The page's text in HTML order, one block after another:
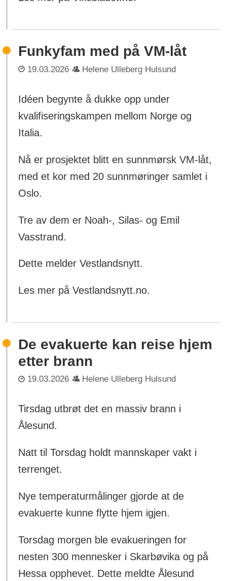
Funkyfam med på VM-låt
19.03.2026 Helene Ulleberg Hulsund
Idéen begynte å dukke opp under
kvalifiseringskampen mellom Norge og
Italia.
Nå er prosjektet blitt en sunnmørsk VM-låt,
med et kor med 20 sunnmøringer samlet i
Oslo.
Tre av dem er Noah-, Silas- og Emil
Vasstrand.
Dette melder Vestlandsnytt.
Les mer på Vestlandsnytt.no.
De evakuerte kan reise hjem
etter brann
19.03.2026 Helene Ulleberg Hulsund
Tirsdag utbrøt det en massiv brann i
Ålesund.
Natt til Torsdag holdt mannskaper vakt i
terrenget.
Nye temperaturmålinger gjorde at de
evakuerte kunne flytte hjem igjen.
Torsdag morgen ble evakueringen for
nesten 300 mennesker i Skarbøvika og på
Hessa opphevet. Dette meldte Ålesund